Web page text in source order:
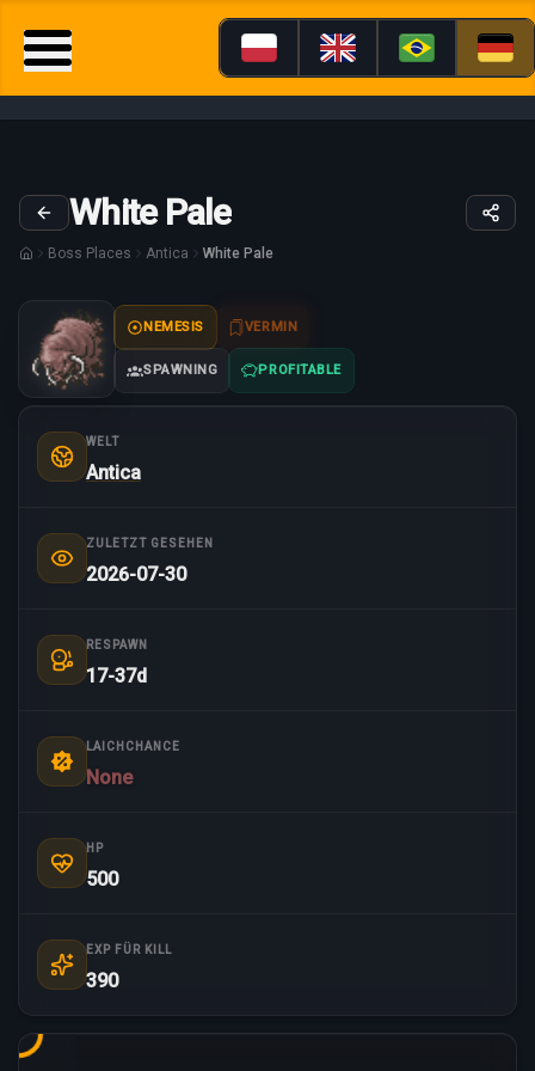
White Pale
Boss Places Antica White Pale
NEMESIS VERMIN
SPAWNING PROFITABLE
WELT
Antica
ZULETZT GESEHEN
2026-07-30
RESPAWN
17-37d
LAICHCHANCE
None
HP
500
EXP FÜR KILL
390